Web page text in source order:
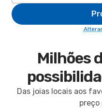
Milhões
Das joias locais aos